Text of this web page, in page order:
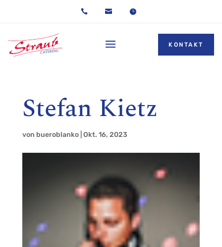
  
KONTAKT
Stefan Kietz
von bueroblanko| Okt. 16, 2023